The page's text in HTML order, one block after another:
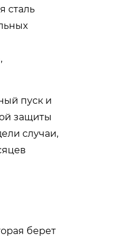
сталь
пуск и
защиты
случаи,
берет